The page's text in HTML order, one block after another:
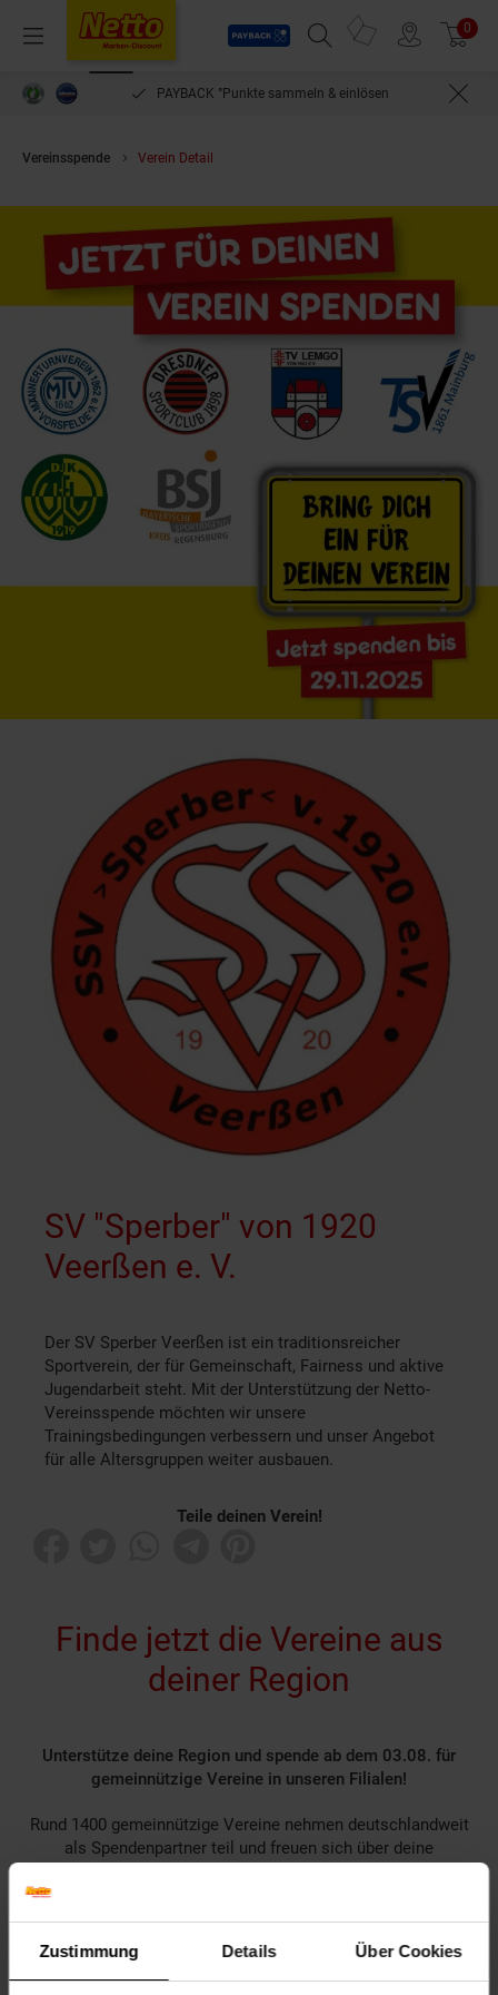
Zustimmung Details Über Cookies
Menü
Payback
Suchfeld einblenden
Prospekte 0
PAYBACK °Punkte sammeln & einlösen
Vereinsspende Verein Detail
SV "Sperber" von 1920
Veerßen e. V.
Der SV Sperber Veerßen ist ein traditionsreicher
Sportverein, der für Gemeinschaft, Fairness und aktive
Jugendarbeit steht. Mit der Unterstützung der Netto-
Vereinsspende möchten wir unsere
Trainingsbedingungen verbessern und unser Angebot
für alle Altersgruppen weiter ausbauen.
Teile deinen Verein!
Finde jetzt die Vereine aus
deiner Region
Unterstütze deine Region und spende ab dem 03.08. für
gemeinnützige Vereine in unseren Filialen!
Rund 1400 gemeinnützige Vereine nehmen deutschlandweit
als Spendenpartner teil und freuen sich über deine
Spende für einen Verein in deiner Region, indem du an der
Kasse auf den nächsten 10 ct Betrag aufrundest oder dein
Pfand am Pfandautomaten spendest.
Welchen Verein du in deiner Region unterstützen kannst